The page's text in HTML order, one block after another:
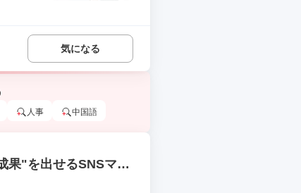
気になる
人事 中国語
果"を出せるSNSマー